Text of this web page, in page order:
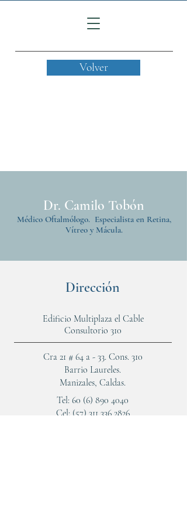
Volver
Dr. Camilo Tobón
Médico Oftalmólogo. Especialista en Retina,
Vítreo y Mácula.
Dirección
Edificio Multiplaza el Cable
Consultorio 310
Cra 21 # 64 a - 33. Cons. 310
Barrio Laureles.
Manizales, Caldas.
Tel: 60 (6) 890 4040
Cel: (57) 311 336 2826